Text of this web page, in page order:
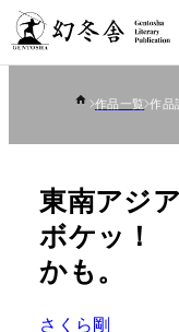
作品一覧 作品
東南アジ
ボケッ！
かも。
さくら剛